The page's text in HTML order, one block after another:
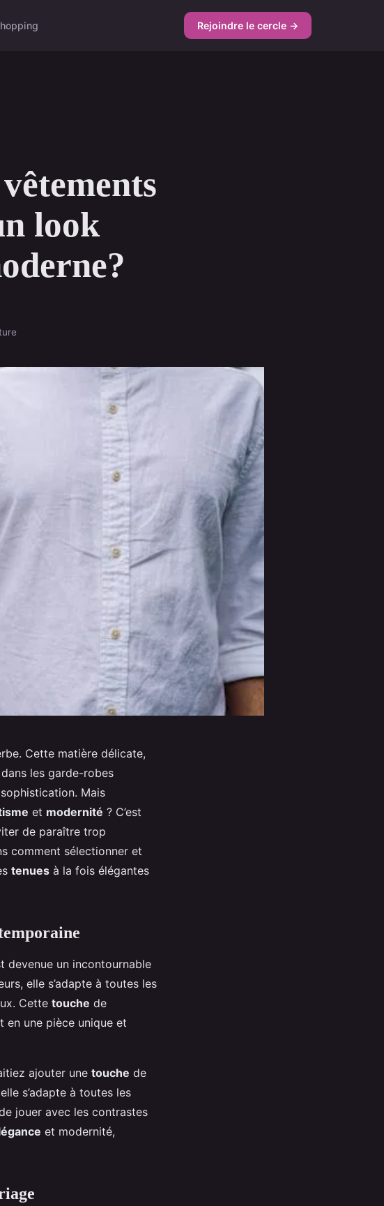
Rejoindre le cercle →
look
Cette matière délicate,
les garde-robes
Mais
et modernité ? C’est
de paraître trop
comment sélectionner et
tenues à la fois élégantes
devenue un incontournable
elle s’adapte à toutes les
Cette touche de
en une pièce unique et
ajouter une touche de
s’adapte à toutes les
jouer avec les contrastes
et modernité,